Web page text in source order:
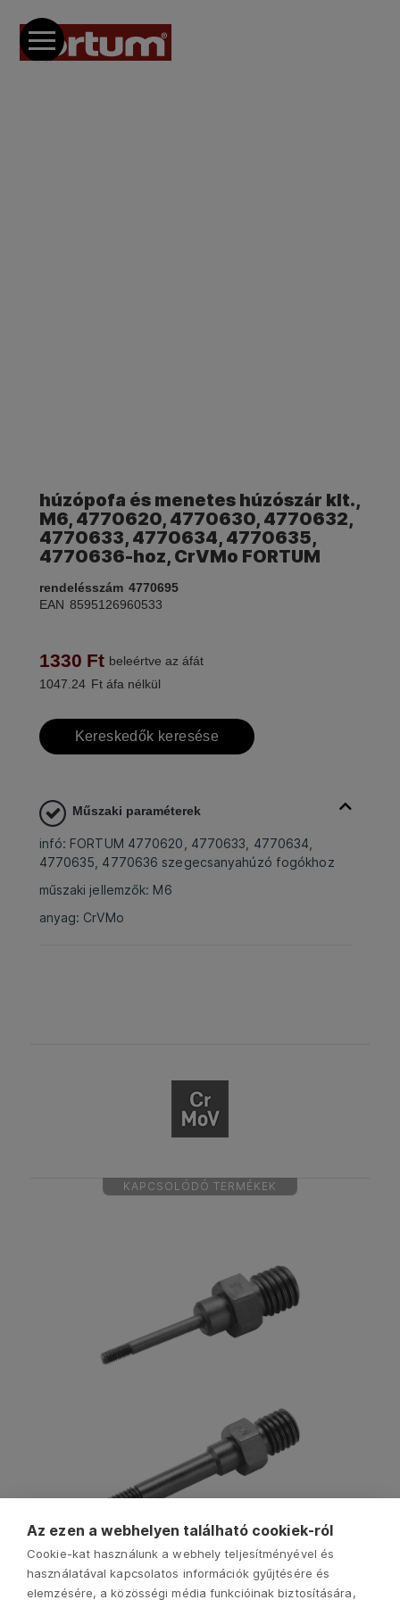
húzópofa és menetes húzószár klt.,
M6, 4770620, 4770630, 4770632,
4770633, 4770634, 4770635,
4770636-hoz, CrVMo FORTUM
rendelésszám 4770695
EAN 8595126960533
1330 Ft beleértve az áfát
1047.24 Ft áfa nélkül
Kereskedők keresése
Műszaki paraméterek
infó: FORTUM 4770620, 4770633, 4770634,
4770635, 4770636 szegecsanyahúzó fogókhoz
műszaki jellemzők: M6
anyag: CrVMo
KAPCSOLÓDÓ TERMÉKEK
Az ezen a webhelyen található cookiek-ról
Cookie-kat használunk a webhely teljesítményével és
használatával kapcsolatos információk gyűjtésére és
elemzésére, a közösségi média funkcióinak biztosítására,